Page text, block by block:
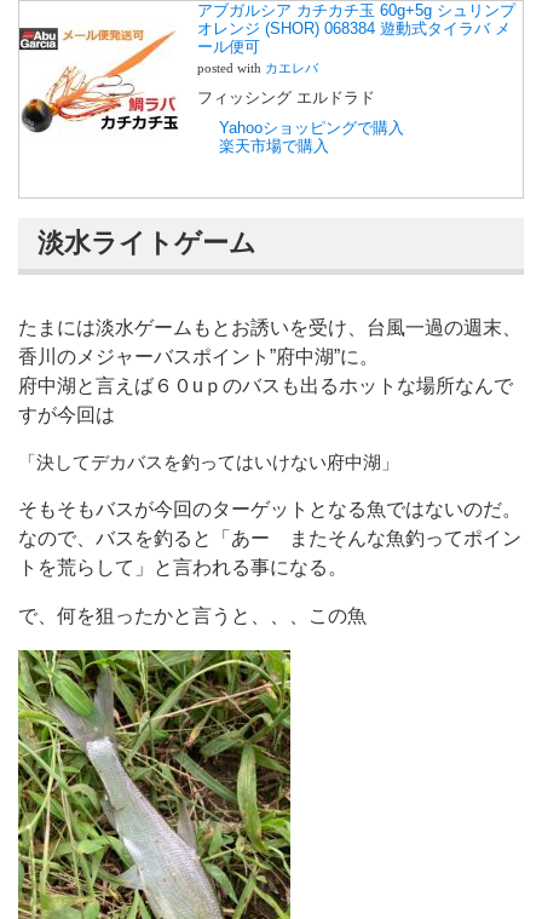
アブガルシア カチカチ玉 60g+5g シュリンプ
オレンジ (SHOR) 068384 遊動式タイラバ メ
ール便可
posted with カエレバ
フィッシング エルドラド
Yahooショッピングで購入
楽天市場で購入
淡水ライトゲーム
たまには淡水ゲームもとお誘いを受け、台風一過の週末、
香川のメジャーバスポイント”府中湖”に。
府中湖と言えば６０uｐのバスも出るホットな場所なんで
すが今回は
「決してデカバスを釣ってはいけない府中湖」
そもそもバスが今回のターゲットとなる魚ではないのだ。
なので、バスを釣ると「あー またそんな魚釣ってポイン
トを荒らして」と言われる事になる。
で、何を狙ったかと言うと、、、この魚